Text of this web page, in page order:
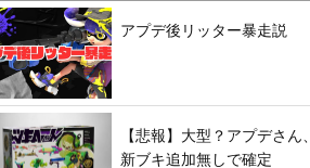
アプデ後リッター暴走説
【悲報】大型？アプデさん、
新ブキ追加無しで確定